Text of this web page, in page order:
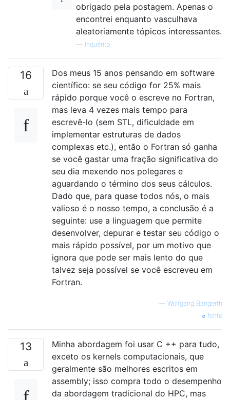
obrigado pela postagem. Apenas o
encontrei enquanto vasculhava
aleatoriamente tópicos interessantes.
— Inquérito
16
Dos meus 15 anos pensando em software
científico: se seu código for 25% mais
rápido porque você o escreve no Fortran,
mas leva 4 vezes mais tempo para
escrevê-lo (sem STL, dificuldade em
implementar estruturas de dados
complexas etc.), então o Fortran só ganha
se você gastar uma fração significativa do
seu dia mexendo nos polegares e
aguardando o término dos seus cálculos.
Dado que, para quase todos nós, o mais
valioso é o nosso tempo, a conclusão é a
seguinte: use a linguagem que permite
desenvolver, depurar e testar seu código o
mais rápido possível, por um motivo que
ignora que pode ser mais lento do que
talvez seja possível se você escreveu em
Fortran.
— Wolfgang Bangerth
fonte
13
Minha abordagem foi usar C ++ para tudo,
exceto os kernels computacionais, que
geralmente são melhores escritos em
assembly; isso compra todo o desempenho
da abordagem tradicional do HPC, mas